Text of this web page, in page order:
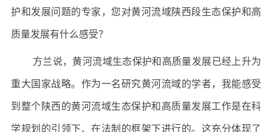
护和发展问题的专家，您对黄河流域陕西段生态保护和高
质量发展有什么感受？
方兰说，黄河流域生态保护和高质量发展已经上升为
重大国家战略。作为一名研究黄河流域的学者，我能感受
到整个陕西的黄河流域生态保护和高质量发展工作是在科
学规划的引领下、在法制的框架下进行的。这充分体现了